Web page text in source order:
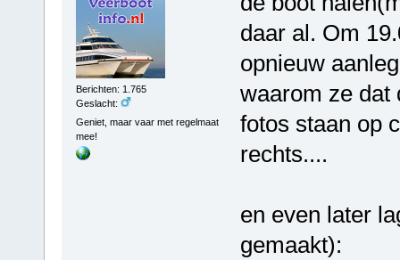
Berichten: 1.765
Geslacht:
Geniet, maar vaar met regelmaat
mee!
daar al. Om
opnieuw
waarom ze dat
fotos staan op
rechts....
en even later
gemaakt):